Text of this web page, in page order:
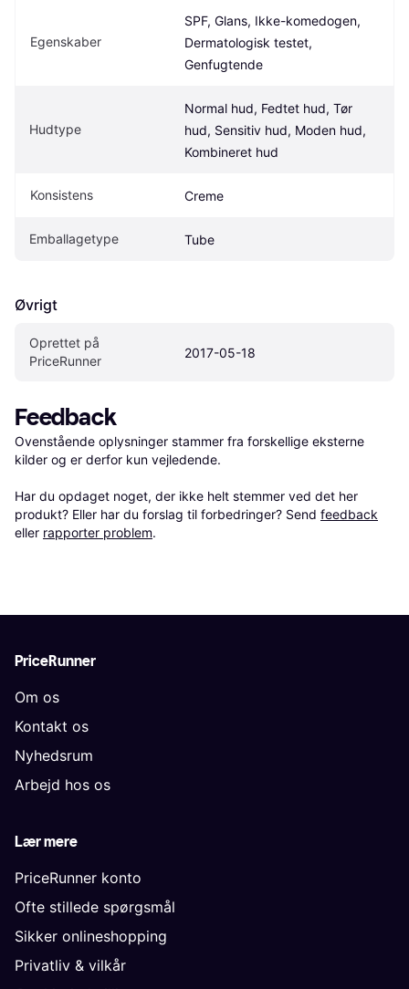
Egenskaber
SPF, Glans, Ikke-komedogen,
Dermatologisk testet,
Genfugtende
Hudtype
Normal hud, Fedtet hud, Tør
hud, Sensitiv hud, Moden hud,
Kombineret hud
Konsistens Creme
Emballagetype Tube
Øvrigt
Oprettet på
PriceRunner
2017-05-18
Feedback
Ovenstående oplysninger stammer fra forskellige eksterne
kilder og er derfor kun vejledende.
Har du opdaget noget, der ikke helt stemmer ved det her
produkt? Eller har du forslag til forbedringer? Send feedback
eller rapporter problem.
PriceRunner
Om os
Kontakt os
Nyhedsrum
Arbejd hos os
Lær mere
PriceRunner konto
Ofte stillede spørgsmål
Sikker onlineshopping
Privatliv & vilkår